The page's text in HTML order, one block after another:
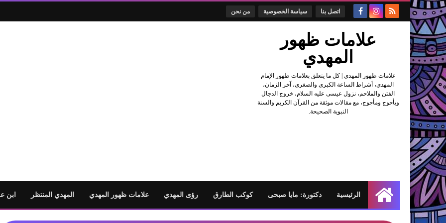
اتصل بنا سياسة الخصوصية من نحن
علامات ظهور
المهدي
علامات ظهور المهدي | كل ما يتعلق بعلامات ظهور الإمام
المهدي، أشراط الساعة الكبرى والصغرى، آخر الزمان،
الفتن والملاحم، نزول عيسى عليه السلام، خروج الدجال
ويأجوج ومأجوج، مع مقالات موثقة من القرآن الكريم والسنة
النبوية الصحيحة.
الرئيسية
الرئيسية دكتورة: مايا صبحى كوكب الطارق رؤى المهدي علامات ظهور المهدي المهدي المنتظر ابن